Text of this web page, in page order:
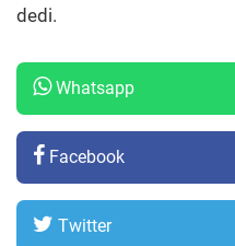
dedi.
Whatsapp
Facebook
Twitter